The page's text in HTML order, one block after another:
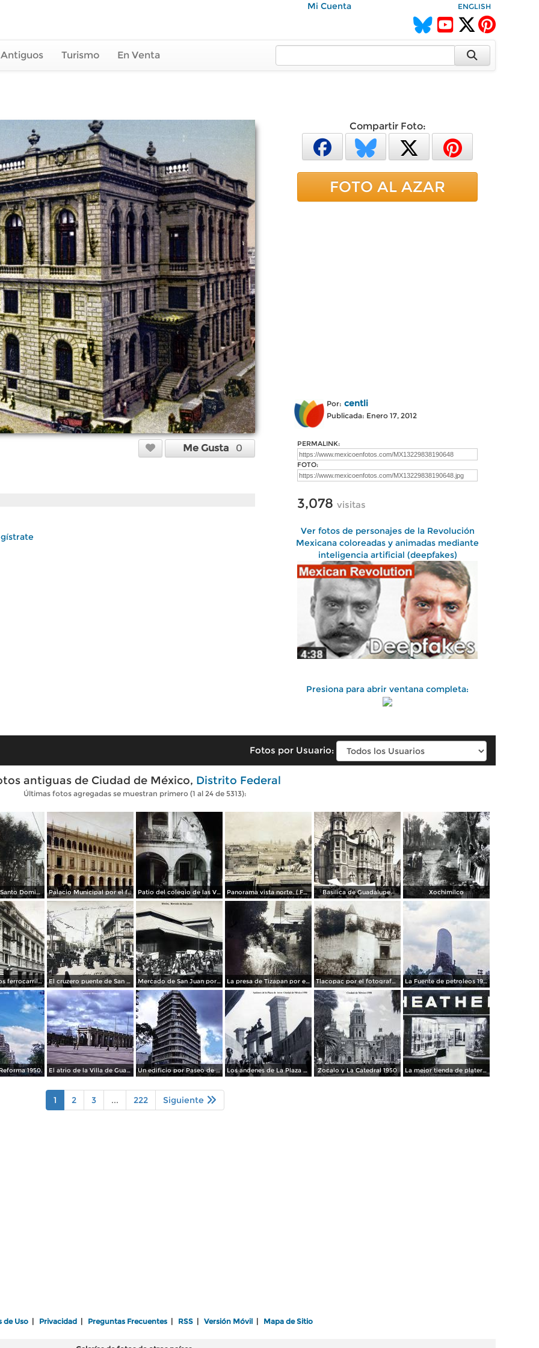
Mi Cuenta ENGLISH
Turismo En Venta
Me Gusta 0
Compartir Foto:
FOTO AL AZAR
Por: centli
Publicada: Enero 17, 2012
PERMALINK:
FOTO:
3,078 visitas
Ver fotos de personajes de la Revolución
Mexicana coloreadas y animadas mediante
inteligencia artificial (deepfakes)
Presiona para abrir ventana completa:
Fotos por Usuario:
antiguas de Ciudad de México, Distrito Federal
Últimas fotos agregadas se muestran primero (1 al 24 de 5313):
La Iglesia de Santo Domingo. Palacio Municipal por el fotografo Hugo Brehme.. Patio del colegio de las Vizcainas por el fotografo Hugo Brehme. Panorama vista norte. ( Fechada el 20 de Junio de 1905 ). Basilica de Guadalupe. Xochimilco
Edicicio de los ferrocarriles. El cruzero puente de San Francisco y Guardiola por el fotografo Felix Miret. Mercado de San Juan por el fotografo Felix Miret La presa de Tizapan por el fotografo Fernando Kososky. ( Circulada el 22 de Diembre de 1910 ). Tlacopac por el fotografo Hugo Brehme. La Fuente de petroleos 1950.
1950. El atrio de la Villa de Guadalupe 1950. Un edificio por Paseo de La Reforma 1950 Los andenes de La Plaza de toros Ciudad de México 1950 Zocalo y La Catedral 1950 La mejor tienda de plateria.
1 2 3 ... 222 Siguiente
de Uso Privacidad Preguntas Frecuentes RSS Versión Móvil Mapa de Sitio